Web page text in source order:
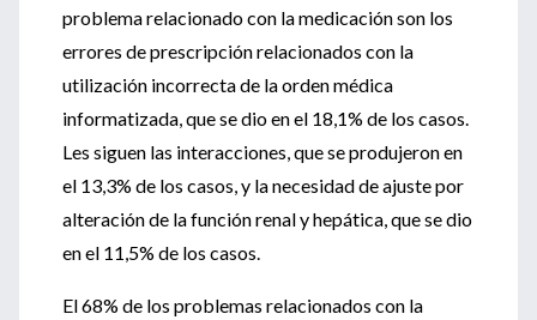
problema relacionado con la medicación son los
errores de prescripción relacionados con la
utilización incorrecta de la orden médica
informatizada, que se dio en el 18,1% de los casos.
Les siguen las interacciones, que se produjeron en
el 13,3% de los casos, y la necesidad de ajuste por
alteración de la función renal y hepática, que se dio
en el 11,5% de los casos.
El 68% de los problemas relacionados con la